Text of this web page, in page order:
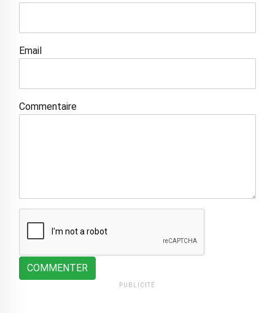
Email
Commentaire
COMMENTER
PUBLICITÉ